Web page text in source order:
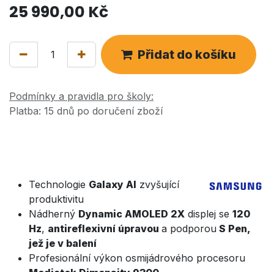
25 990,00 Kč
Přidat do košíku
Podmínky a pravidla pro školy:
Platba: 15 dnů po doručení zboží
Technologie Galaxy AI zvyšující
produktivitu
Nádherný Dynamic AMOLED 2X displej se 120
Hz, antireflexivní úpravou a podporou S Pen,
jež je v balení
Profesionální výkon osmijádrového procesoru